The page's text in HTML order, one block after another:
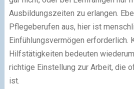
Ausbildungszeiten zu erlangen.
Pflegeberufen aus, hier ist
Einfühlungsvermögen erforderlich.
Hilfstätigkeiten bedeuten
richtige Einstellung zur Arbeit, die
ist.